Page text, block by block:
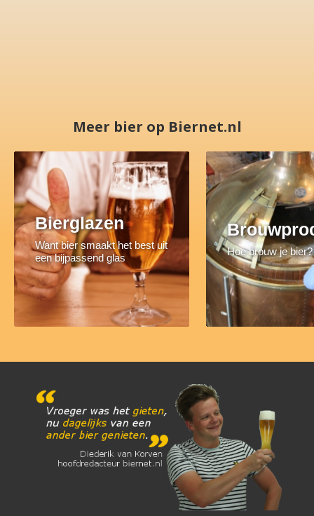
Meer bier op Biernet.nl
Bierglazen
Want bier smaakt het best uit
een bijpassend glas
Hoe brouw je bier?